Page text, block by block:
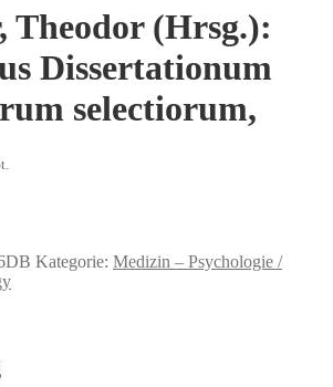
Theodor (Hrsg.):
Dissertationum
selectiorum,
Kategorie: Medizin – Psychologie /